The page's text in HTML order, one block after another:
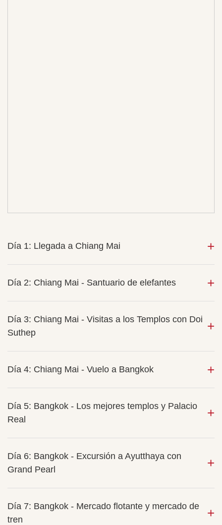
Día 1: Llegada a Chiang Mai
Día 2: Chiang Mai - Santuario de elefantes
Día 3: Chiang Mai - Visitas a los Templos con Doi
Suthep
Día 4: Chiang Mai - Vuelo a Bangkok
Día 5: Bangkok - Los mejores templos y Palacio
Real
Día 6: Bangkok - Excursión a Ayutthaya con
Grand Pearl
Día 7: Bangkok - Mercado flotante y mercado de
tren